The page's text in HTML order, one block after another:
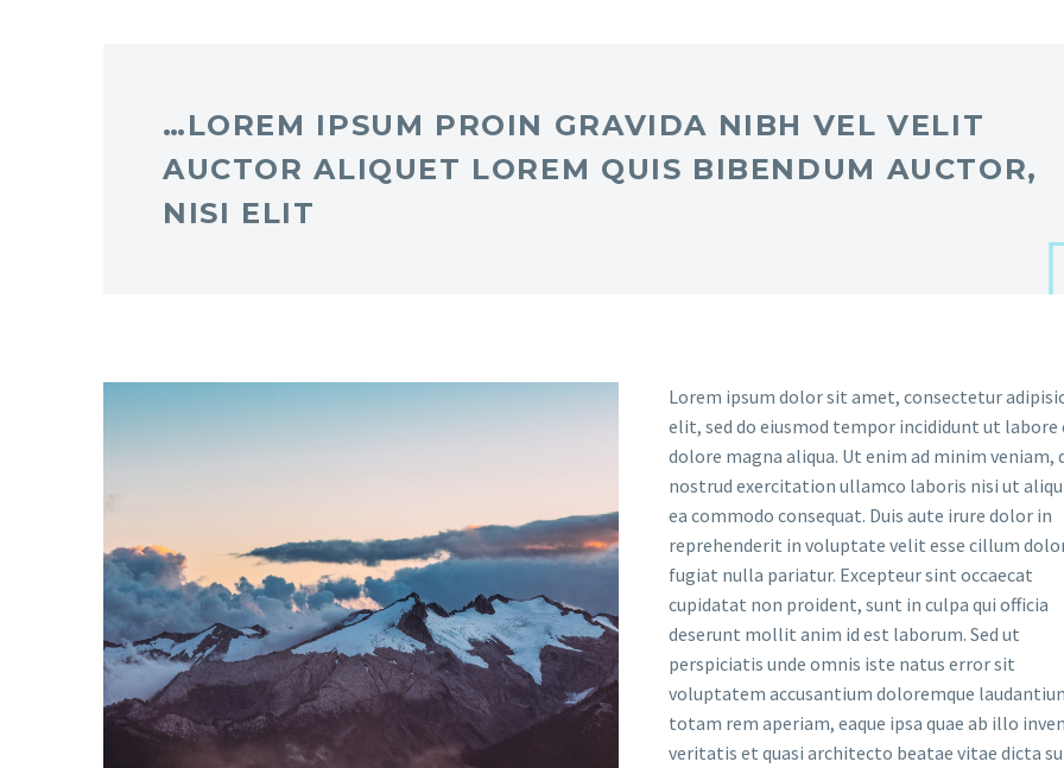
…LOREM IPSUM PROIN GRAVIDA NIBH VEL VELIT
AUCTOR ALIQUET LOREM QUIS BIBENDUM AUCTOR,
NISI ELIT
Lorem ipsum dolor sit amet, consectetur
elit, sed do eiusmod tempor incididunt ut labore
dolore magna aliqua. Ut enim ad minim veniam,
nostrud exercitation ullamco laboris nisi ut
ea commodo consequat. Duis aute irure dolor in
reprehenderit in voluptate velit esse cillum
fugiat nulla pariatur. Excepteur sint occaecat
cupidatat non proident, sunt in culpa qui officia
deserunt mollit anim id est laborum. Sed ut
perspiciatis unde omnis iste natus error sit
voluptatem accusantium doloremque
totam rem aperiam, eaque ipsa quae ab illo
veritatis et quasi architecto beatae vitae dicta